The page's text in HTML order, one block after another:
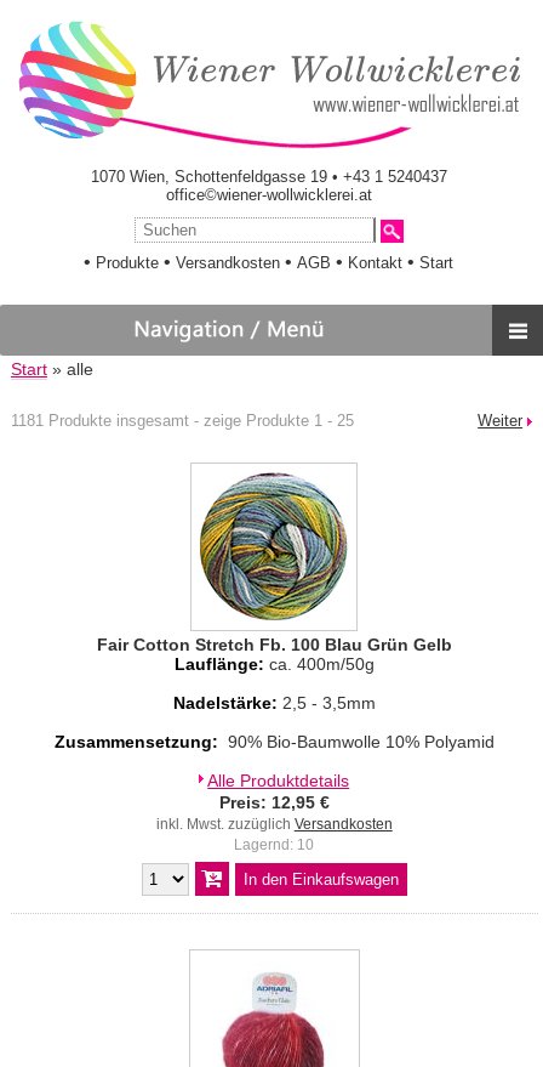
1070 Wien, Schottenfeldgasse 19 • +43 1 5240437
office©wiener-wollwicklerei.at
• Produkte •Versandkosten •AGB • Kontakt •Start
Start» alle
1181 Produkte insgesamt - zeige Produkte 1 - 25 Weiter
Fair Cotton Stretch Fb. 100 Blau Grün Gelb
Lauflänge: ca. 400m/50g
Nadelstärke: 2,5 - 3,5mm
Zusammensetzung: 90% Bio-Baumwolle 10% Polyamid
Alle Produktdetails
Preis: 12,95 €
inkl. Mwst. zuzüglich Versandkosten
Lagernd: 10